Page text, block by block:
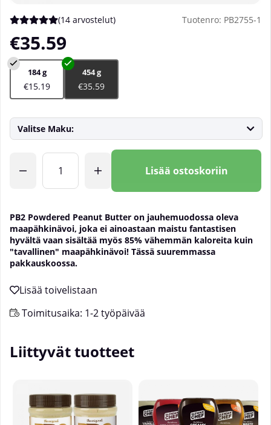
Keskiarvoluokitus 5 / 5 Arvioiden määrä 14
(14 arvostelut) Tuotenro: PB2755-1
€35.59
184 g
€15.19
454 g
€35.59
Valitse Maku:
Lisää ostoskoriin
PB2 Powdered Peanut Butter on jauhemuodossa oleva
maapähkinävoi, joka ei ainoastaan maistu fantastisen
hyvältä vaan sisältää myös 85% vähemmän kaloreita kuin
"tavallinen" maapähkinävoi! Tässä suuremmassa
pakkauskoossa.
Toimitusaika: 1-2 työpäivää
Liittyvät tuotteet